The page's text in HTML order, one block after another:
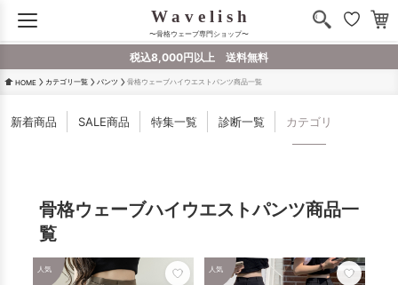
〜骨格ウェーブ専門ショップ〜
税込8,000円以上 送料無料
HOME カテゴリ一覧 パンツ 骨格ウェーブハイウエストパンツ商品一覧
新着商品 SALE商品 特集一覧 診断一覧 カテゴリ
骨格ウェーブハイウエストパンツ商品一
覧
人気 人気